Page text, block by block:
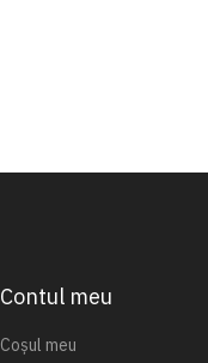
Contul meu
Coșul meu